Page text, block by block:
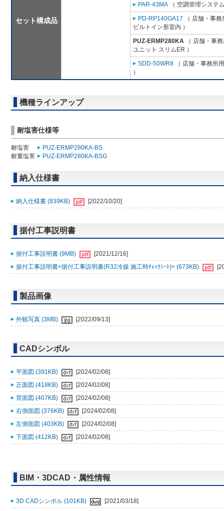
セット構成品
PAR-43MA （ 空調管理システ
PD-RP140GA17 （ 店舗・事
ビルトイン形室内 ）
PUZ-ERMP280KA （ 店舗・事
ユニット スリムER ）
SDD-50WR8 （ 店舗・事務所
）
機種ラインアップ
耐塩害仕様等
耐塩害
PUZ-ERMP280KA-BS
耐重塩害
PUZ-ERMP280KA-BSG
納入仕様書
納入仕様書 (839KB) [2022/10/20]
据付工事説明書
据付工事説明書 (9MB)
[2021/12/16]
据付工事説明書<据付工事説明書(R32冷媒 施工時ﾁｪｯｸｼｰﾄ)> (673KB)
製品画像
外観写真 (3MB) [2022/09/13]
CADシンボル
平面図 (391KB)
[2024/02/08]
正面図 (418KB)
[2024/02/08]
背面図 (407KB)
[2024/02/08]
右側面図 (376KB)
[2024/02/08]
左側面図 (403KB)
[2024/02/08]
下面図 (412KB)
[2024/02/08]
BIM・3DCAD・属性情報
3D CADシンボル (101KB)
[2021/03/18]